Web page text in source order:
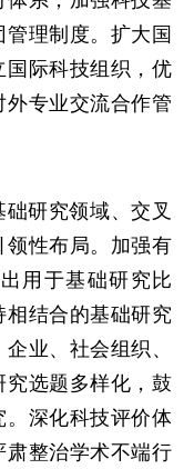
理制度。扩大国
际科技组织，优
专业交流合作管
研究领域、交叉
性布局。加强有
用于基础研究比
结合的基础研究
业、社会组织、
选题多样化，鼓
深化科技评价体
整治学术不端行